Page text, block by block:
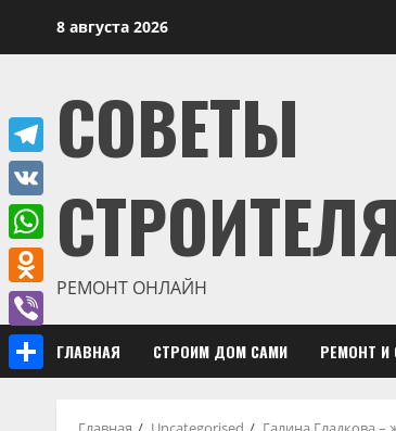
8 августа 2026
СОВЕТЫ
РЕМОНТ ОНЛАЙН
ГЛАВНАЯ СТРОИМ ДОМ САМИ РЕМОНТ И
Telegram
VK
WhatsApp
Odnoklassniki
Viber